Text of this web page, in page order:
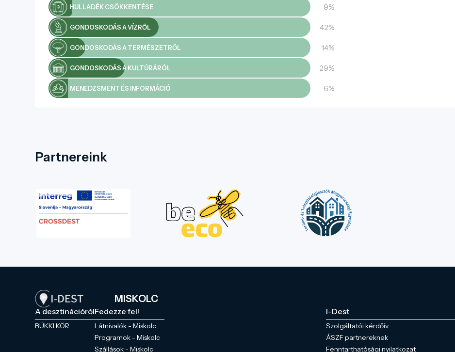
HULLADÉK CSÖKKENTÉSE 9%
GONDOSKODÁS A VÍZRŐL 42%
GONDOSKODÁS A TERMÉSZETRŐL 14%
GONDOSKODÁS A KULTÚRÁRÓL 29%
MENEDZSMENT ÉS INFORMÁCIÓ 6%
Partnereink
MISKOLC
A desztinációról
BÜKKI KÖR
Fedezze fel!
Látnivalók - Miskolc
Programok - Miskolc
Szállások - Miskolc
I-Dest
Szolgáltatói kérdőív
ÁSZF partnereknek
Fenntarthatósági nyilatkozat